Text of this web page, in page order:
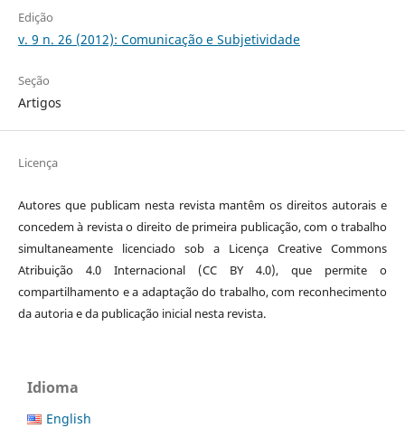
Edição
v. 9 n. 26 (2012): Comunicação e Subjetividade
Seção
Artigos
Licença
Autores que publicam nesta revista mantêm os direitos autorais e
concedem à revista o direito de primeira publicação, com o trabalho
simultaneamente licenciado sob a Licença Creative Commons
Atribuição 4.0 Internacional (CC BY 4.0), que permite o
compartilhamento e a adaptação do trabalho, com reconhecimento
da autoria e da publicação inicial nesta revista.
Idioma
English